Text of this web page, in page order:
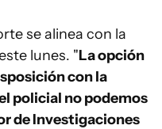
se alinea con la
lunes. "La opción
con la
policial no podemos
de Investigaciones